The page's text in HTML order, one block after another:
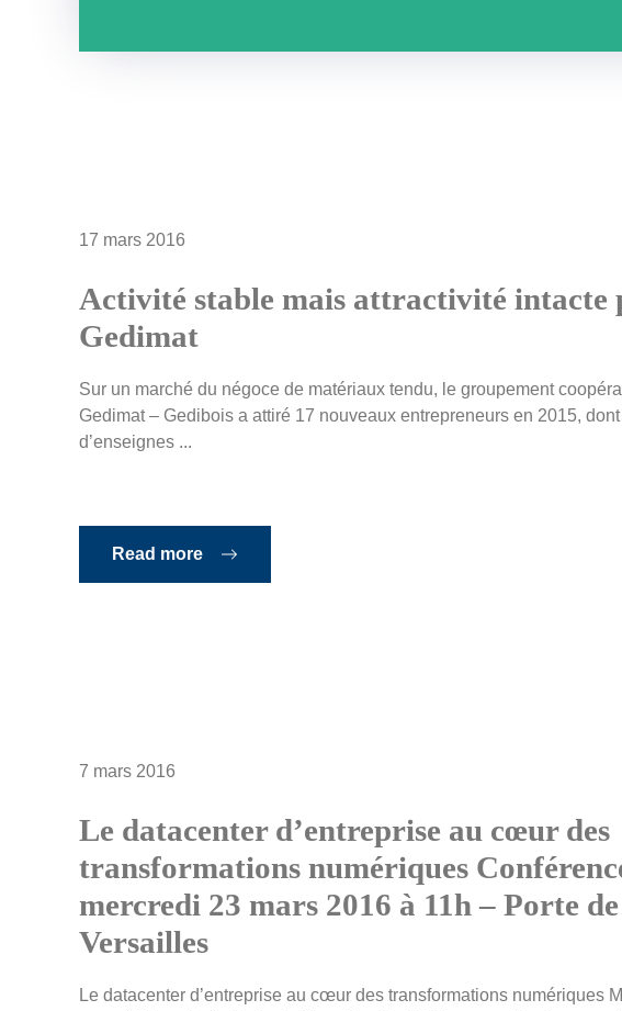
17 mars 2016
Activité stable mais attractivité intacte
Gedimat
Sur un marché du négoce de matériaux tendu, le groupement
Gedimat – Gedibois a attiré 17 nouveaux entrepreneurs en 2015,
d’enseignes ...
Read more
7 mars 2016
Le datacenter d’entreprise au cœur des
transformations numériques
mercredi 23 mars 2016 à 11h – Porte de
Versailles
Le datacenter d’entreprise au cœur des transformations numériques